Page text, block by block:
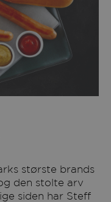
den stolte arv
siden har Steff